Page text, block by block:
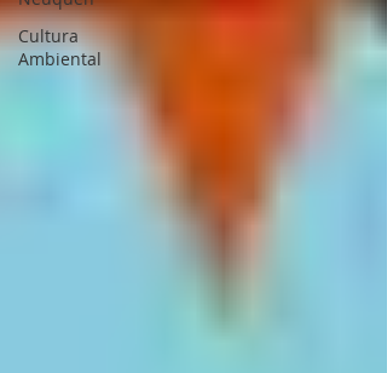
Cultura
Ambiental